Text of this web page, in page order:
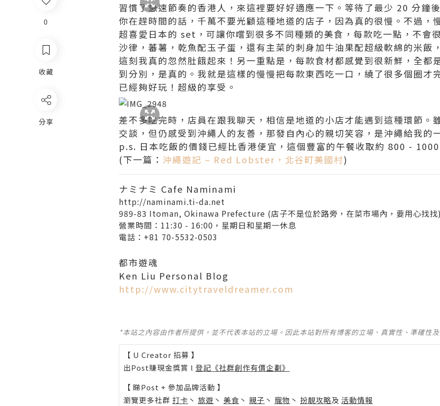
0
收藏
分享
習慣了急速節奏的香港人，來這裡要好好適應一下。等待了最少 20 分鐘
你在趕時間的話，千萬不要光顧這種地道的店子，因為真的很慢。不過，
超喜愛日本的 set，可讓你嚐到很多不同種類的美食，每款吃一點，不會
沙律，蕃薯，乾魚配玉子蛋，還有主菜的刺身加牛油果配超級軟綿的米飯
這刻我真的忽然肚餓起來！另一重點是，每款食材都感覺到很新鮮，全都
到分別，是真的。我就是這樣的慢慢把每款東西吃一口，繞了很多個圈才
已經夠好玩！超級的享受。
差不多吃完時，店員在跟我聊天，相信是地道的小店才能遇到這種環節。
交談，但仍感受到沖繩人的友善，那發自內心的親切笑容，是沖繩給我的
p.s. 日本吃飯的價錢已經比香港便宜，這個豐富的午餐收取約 800 - 1000
(下一篇： 沖繩遊記 – Red Lobster，北谷町美國村)
ナミナミ Cafe Naminami
http://naminami.ti-da.net
989-83 Itoman, Okinawa Prefecture (店子不是位於路旁，在菜市場內，要用心找找)
營業時間：11:30 - 16:00，星期日和星期一休息
電話：+81 70-5532-0503
都市遊魂
Ken Liu Personal Blog
http://www.citytraveldreamer.com
*本站之內容由作者所提供，並不代表本站的立場。因此本站對所有博客的立場、真實性、準確性
【 U Creator 招募 】
出Post賺現金獎賞 l 登記《社群創作有價企劃》
【 睇Post + 參加品牌活動 】
瀏覽更多社群 打卡 丶 旅遊 丶 美食 丶 親子 丶 寵物 丶 扮靚攻略及 活動情報